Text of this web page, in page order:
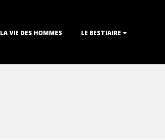
LA VIE DES HOMMES LE BESTIAIRE